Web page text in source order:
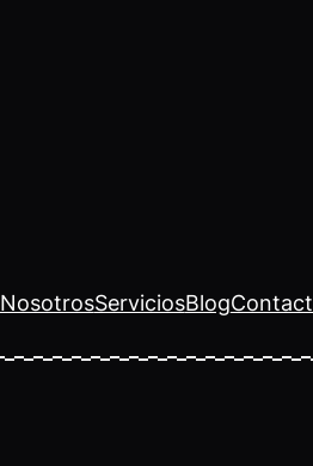
NosotrosServiciosBlog